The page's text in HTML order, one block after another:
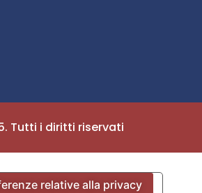
Tutti i diritti riservati
relative alla privacy